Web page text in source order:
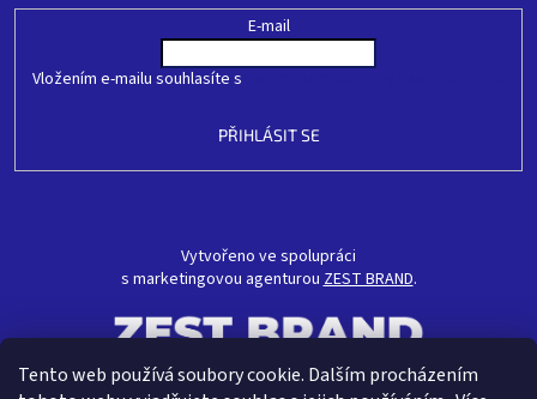
Tento web používá soubory cookie. Dalším procházením
E-mail
Vložením e-mailu souhlasíte s
PŘIHLÁSIT SE
Vytvořeno ve spolupráci
s marketingovou agenturou ZEST BRAND.